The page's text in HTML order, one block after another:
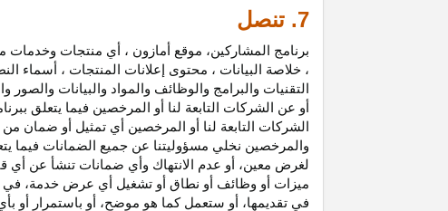
7. تنصل
برنامج المشاركين، موقع أمازون ، أي منتجات وخدمات
، خلاصة البيانات ، محتوى إعلانات المنتجات ، أسماء
التقنيات والبرامج والوظائف والمواد والبيانات
أو عن الشركات التابعة لنا أو المرخصين فيما يتعلق
الشركات التابعة لنا أو المرخصين أي تمثيل أو ضمان
والمرخصين نخلي مسؤوليتنا عن جميع الضمانات فيما
لغرض معين، أو عدم الانتهاك وأي ضمانات تنشأ عن أي
ميزات أو وظائف أو نطاق أو تشغيل أي عرض خدمة، في
في تقديمها، أو ستعمل كما هو موضح، أو باستمرار أو